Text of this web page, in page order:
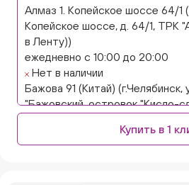
Алмаз 1. Копейское шоссе 64/1
Копейское шоссе, д. 64/1, ТРК
в Ленту))
ежедневно с 10:00 до 20:00
Нет в наличии
Бажова 91 (Китай) (г.Челябинск,
"Бажовский, островок "Кисло-
Купить в 1